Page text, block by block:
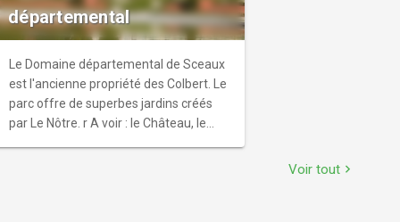
départemental
Le Domaine départemental de Sceaux
est l'ancienne propriété des Colbert. Le
parc offre de superbes jardins créés
par Le Nôtre. r A voir : le Château, le
Voir tout chevron_right